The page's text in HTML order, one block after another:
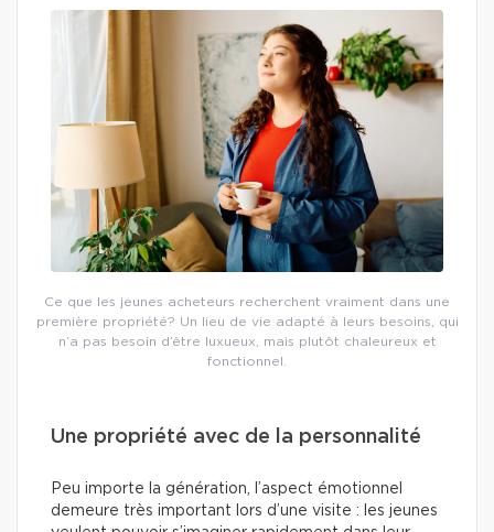
Ce que les jeunes acheteurs recherchent vraiment dans une
première propriété? Un lieu de vie adapté à leurs besoins, qui
n’a pas besoin d’être luxueux, mais plutôt chaleureux et
fonctionnel.
Une propriété avec de la personnalité
Peu importe la génération, l’aspect émotionnel
demeure très important lors d’une visite : les jeunes